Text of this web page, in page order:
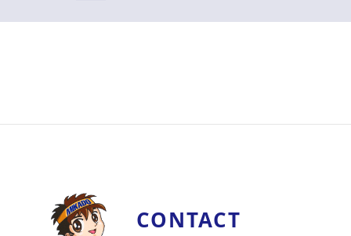
CONTACT